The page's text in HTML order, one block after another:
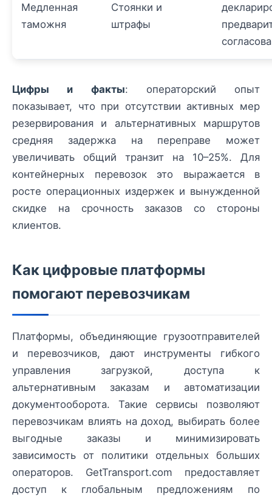
Медленная
таможня
Стоянки и
штрафы
Цифры и факты: операторский опыт
показывает, что при отсутствии активных мер
резервирования и альтернативных маршрутов
средняя задержка на переправе может
увеличивать общий транзит на 10–25%. Для
контейнерных перевозок это выражается в
росте операционных издержек и вынужденной
скидке на срочность заказов со стороны
клиентов.
Как цифровые платформы
помогают перевозчикам
Платформы, объединяющие грузоотправителей
и перевозчиков, дают инструменты гибкого
управления загрузкой, доступа к
альтернативным заказам и автоматизации
документооборота. Такие сервисы позволяют
перевозчикам влиять на доход, выбирать более
выгодные заказы и минимизировать
зависимость от политики отдельных больших
операторов. GetTransport.com предоставляет
доступ к глобальным предложениям по